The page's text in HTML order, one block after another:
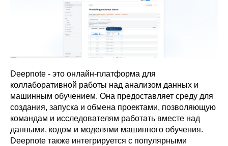
Deepnote - это онлайн-платформа для
коллаборативной работы над анализом данных и
машинным обучением. Она предоставляет среду для
создания, запуска и обмена проектами, позволяющую
командам и исследователям работать вместе над
данными, кодом и моделями машинного обучения.
Deepnote также интегрируется с популярными